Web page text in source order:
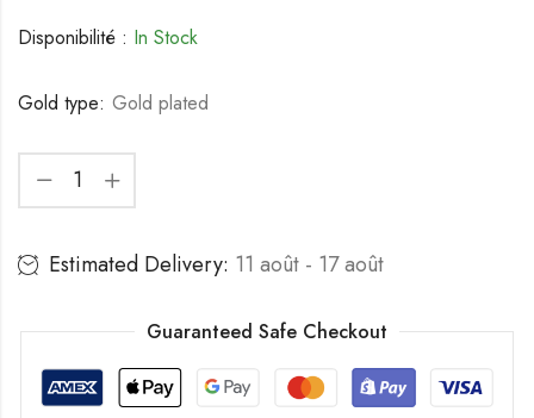
Disponibilité : In Stock
Gold type: Gold plated
Estimated Delivery: 11 août - 17 août
Guaranteed Safe Checkout